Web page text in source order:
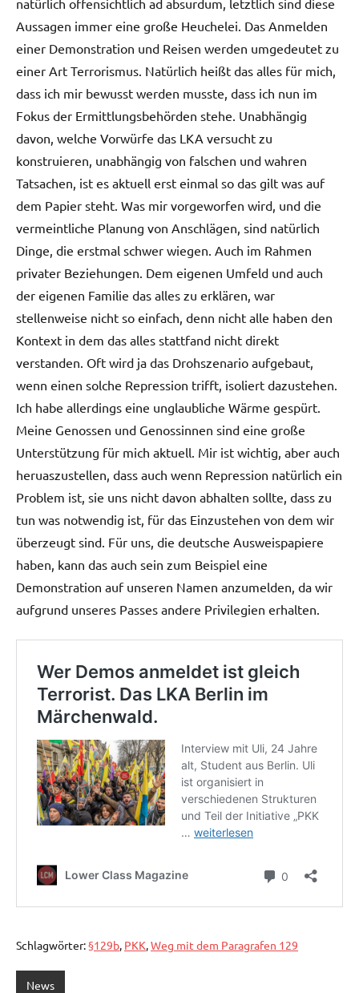
Aussagen immer eine große Heuchelei. Das Anmelden
einer Demonstration und Reisen werden umgedeutet zu
einer Art Terrorismus. Natürlich heißt das alles für mich,
dass ich mir bewusst werden musste, dass ich nun im
Fokus der Ermittlungsbehörden stehe. Unabhängig
davon, welche Vorwürfe das LKA versucht zu
konstruieren, unabhängig von falschen und wahren
Tatsachen, ist es aktuell erst einmal so das gilt was auf
dem Papier steht. Was mir vorgeworfen wird, und die
vermeintliche Planung von Anschlägen, sind natürlich
Dinge, die erstmal schwer wiegen. Auch im Rahmen
privater Beziehungen. Dem eigenen Umfeld und auch
der eigenen Familie das alles zu erklären, war
stellenweise nicht so einfach, denn nicht alle haben den
Kontext in dem das alles stattfand nicht direkt
verstanden. Oft wird ja das Drohszenario aufgebaut,
wenn einen solche Repression trifft, isoliert dazustehen.
Ich habe allerdings eine unglaubliche Wärme gespürt.
Meine Genossen und Genossinnen sind eine große
Unterstützung für mich aktuell. Mir ist wichtig, aber auch
heruaszustellen, dass auch wenn Repression natürlich ein
Problem ist, sie uns nicht davon abhalten sollte, dass zu
tun was notwendig ist, für das Einzustehen von dem wir
überzeugt sind. Für uns, die deutsche Ausweispapiere
haben, kann das auch sein zum Beispiel eine
Demonstration auf unseren Namen anzumelden, da wir
aufgrund unseres Passes andere Privilegien erhalten.
Schlagwörter:§129b PKK Weg mit dem Paragrafen 129
News